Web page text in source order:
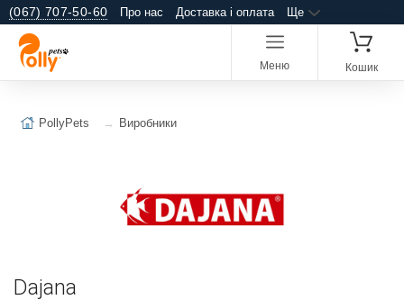
(067) 707-50-60 Про нас Доставка і оплата Ще
Меню Кошик
PollyPets Виробники
Dajana